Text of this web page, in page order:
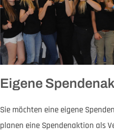
Eigene
Sie möchten eine eigene
planen eine Spendenaktion als